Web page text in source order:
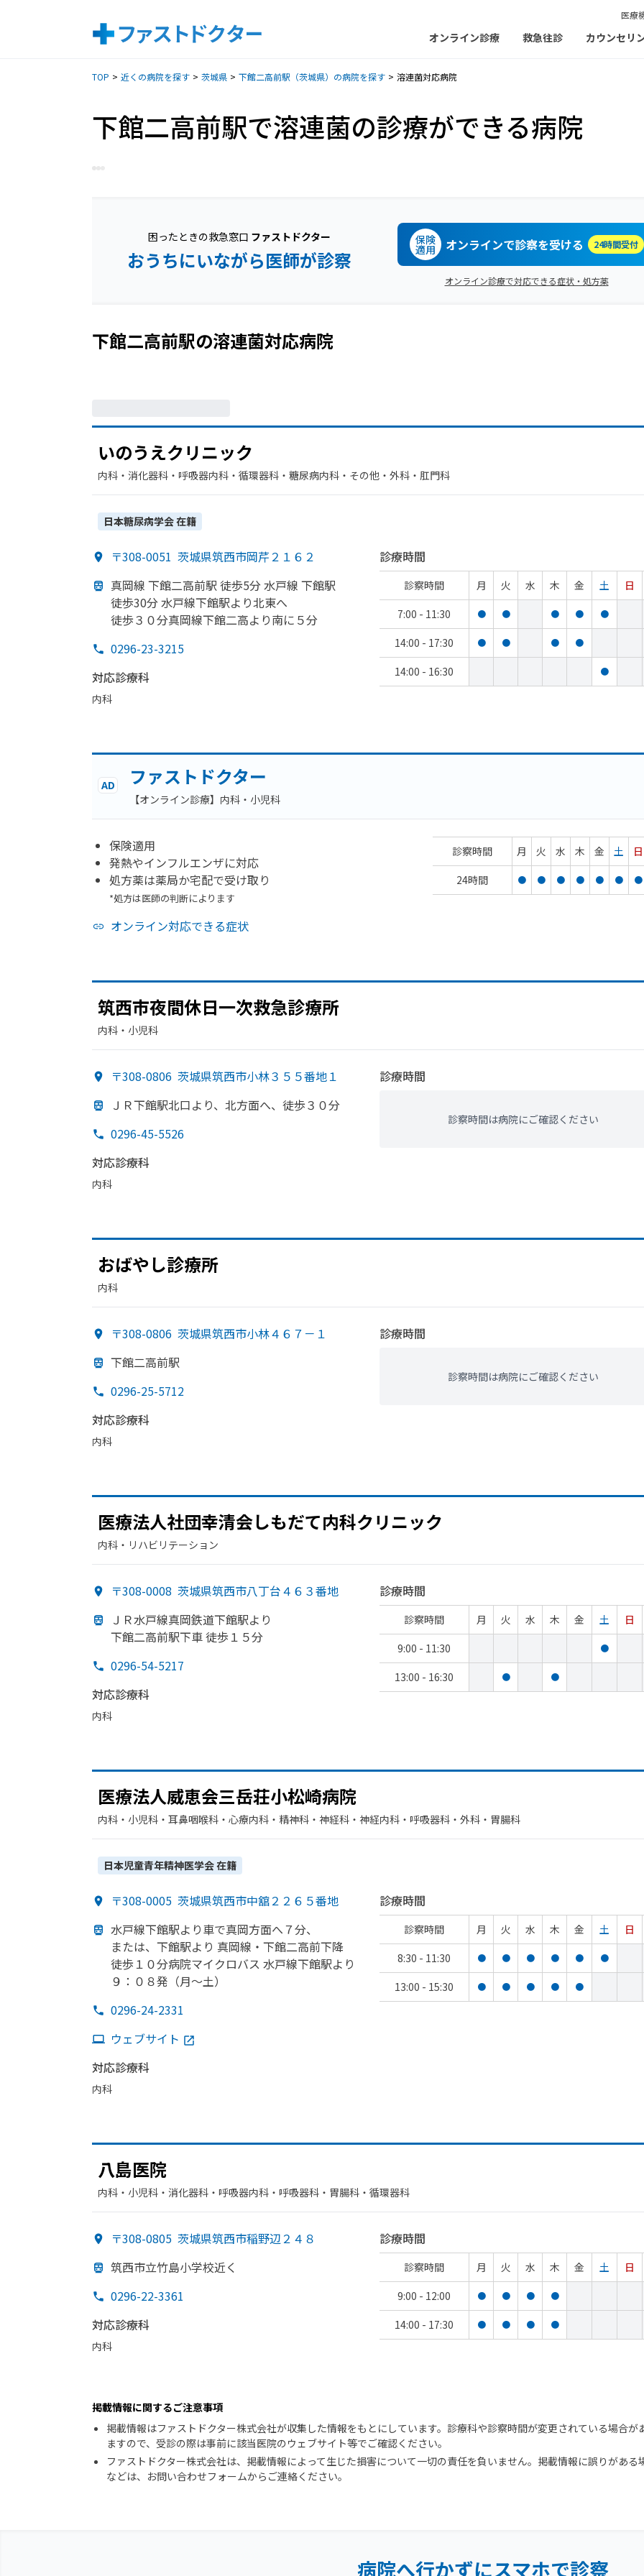
医療
オンライン診療 救急往診 カウンセリ
TOP 近くの病院を探す 茨城県 下館二高前駅（茨城県）の病院を探す 溶連菌対応病院
下館二高前駅で溶連菌の診療ができる病院
困ったときの救急窓口 ファストドクター
おうちにいながら医師が診察
保険
適用 オンラインで診察を受ける 24時間受付
オンライン診療で対応できる症状・処方薬
下館二高前駅の溶連菌対応病院
いのうえクリニック
内科・​消化器科・​呼吸器内科・​循環器科・​糖尿病内科・​その他・​外科・​肛門科
日本糖尿病学会在籍
〒308-0051 茨城県筑西市岡芹２１６２
真岡線 下館二高前駅 徒歩5分 水戸線 下館駅
徒歩30分 水戸線下館駅より北東へ
徒歩３０分真岡線下館二高より南に ５分
0296-23-3215
対応診療科
内科
診療時間
診察時間 月 火 水 木 金 土
日
7:00 - 11:30
● ● ● ● ●
14:00 - 17:30 ● ● ● ●
14:00 - 16:30 ●
AD ファストドクター
【オンライン診療】内科・小児科
保険適用
発熱やインフルエンザに対応
処方薬は薬局か宅配で受け取り
*処方は医師の判断によります
オンライン対応できる症状
診察時間 月 火 水 木 金 土
日
24時間
● ● ● ● ● ● ●
筑西市夜間休日一次救急診療所
内科・​小児科
〒308-0806 茨城県筑西市小林３５５番地１
ＪＲ下館駅北口より、 北方面へ、 徒歩３０分
0296-45-5526
対応診療科
内科
診療時間
診察時間は病院にご確認ください
おばやし診療所
内科
〒308-0806 茨城県筑西市小林４６７－１
下館二高前駅
0296-25-5712
対応診療科
内科
診療時間
診察時間は病院にご確認ください
医療法人社団幸清会しもだて内科クリニック
内科・​リハビリテーション
〒308-0008 茨城県筑西市八丁台４６３番地
ＪＲ水戸線真岡鉄道下館駅より
下館二高前駅下車 徒歩１５分
0296-54-5217
対応診療科
内科
診療時間
診察時間 月 火 水 木 金 土
日
9:00 - 11:30
●
13:00 - 16:30 ● ●
医療法人威恵会三岳荘小松崎病院
内科・​小児科・​耳鼻咽喉科・​心療内科・​精神科・神経科・​神経内科・​呼吸器科・​外科・​胃腸科
日本児童青年精神医学会在籍
〒308-0005 茨城県筑西市中舘２２６５番地
水戸線下館駅より車で真岡方面へ７分、
または、 下館駅より 真岡線・下館二高前下降
徒歩１０分病院マイクロバス 水戸線下館駅より
９：０８発 （月～土）
0296-24-2331
ウェブサイト
対応診療科
内科
診療時間
診察時間 月 火 水 木 金 土
日
8:30 - 11:30
● ● ● ● ● ●
13:00 - 15:30 ● ● ● ● ●
八島医院
内科・​小児科・​消化器科・​呼吸器内科・​呼吸器科・​胃腸科・​循環器科
〒308-0805 茨城県筑西市稲野辺２４８
筑西市立竹島小学校近く
0296-22-3361
対応診療科
内科
診療時間
診察時間 月 火 水 木 金 土
日
9:00 - 12:00
● ● ● ●
14:00 - 17:30 ● ● ● ●
掲載情報に関するご注意事項
掲載情報はファストドクター株式会社が収集した情報をもとにしています。診療科や診察時間が変更されている場合が
ますので、受診の際は事前に該当医院のウェブサイト等でご確認ください。
ファストドクター株式会社は、掲載情報によって生じた損害について一切の責任を負いません。掲載情報に誤りがある
などは、お問い合わせフォームからご連絡ください。
病院へ行かずにスマホで診察